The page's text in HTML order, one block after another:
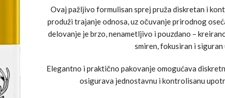
Ovaj pažljivo formulisan sprej pruža diskretan i
produži trajanje odnosa, uz očuvanje prirodnog
delovanje je brzo, nenametljivo i pouzdano –
smiren, fokusiran i siguran
Elegantno i praktično pakovanje omogućava
osigurava jednostavnu i kontrolisanu